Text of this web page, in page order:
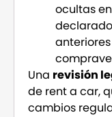
ocultas
Una revisión
de rent a car,
cambios